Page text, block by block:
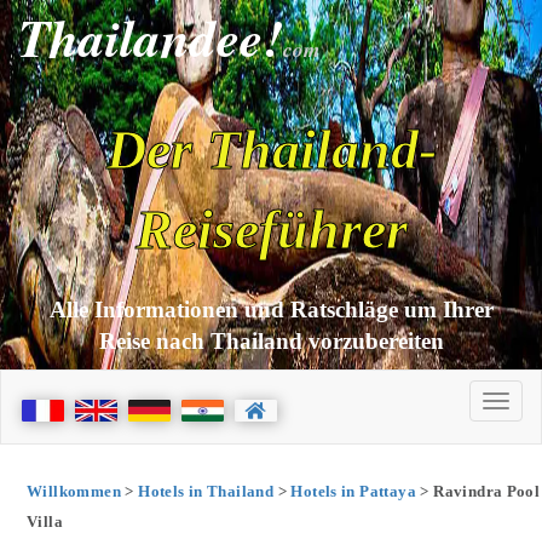
Thailandee!com
Der Thailand-
Reiseführer
Alle Informationen und Ratschläge um Ihrer
Reise nach Thailand vorzubereiten
Willkommen>Hotels in Thailand >Hotels in Pattaya > Ravindra Pool
Villa